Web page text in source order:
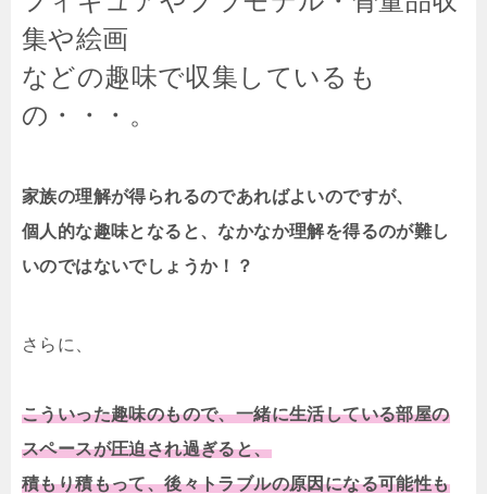
集や絵画
などの趣味で収集しているも
の・・・。
家族の理解が得られるのであればよいのですが、
個人的な趣味となると、なかなか理解を得るのが難し
いのではないでしょうか！？
さらに、
こういった趣味のもので、一緒に生活している部屋の
スペースが圧迫され過ぎると、
積もり積もって、後々トラブルの原因になる可能性も